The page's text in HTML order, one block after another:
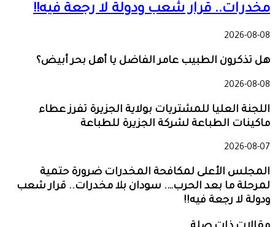
مخدرات.. قرار شعب ودولة لا رجعة فيه!!
2026-08-08
هل تذكرون الطبيب عامر الفاضل يا أهل بحر أبيض؟
2026-08-08
اللجنة العليا للمشتريات بولاية الجزيرة تفرز عطاء
ماكينات الطباعة لشركة الجزيرة للطباعة
2026-08-07
المجلس الأعلى لمكافحة المخدرات ضرورة حتمية
لمرحلة ما بعد الحرب…. سودان بلا مخدرات.. قرار شعب
ودولة لا رجعة فيه!!